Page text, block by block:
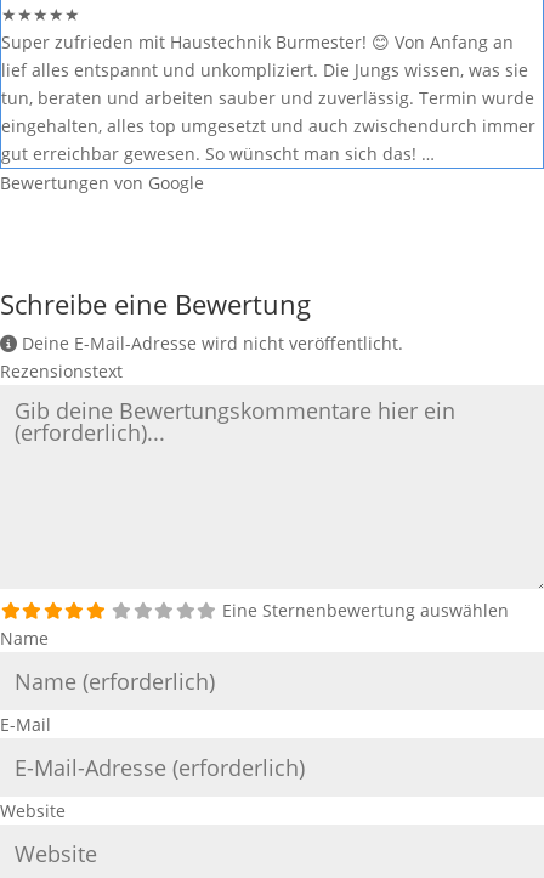
★★★★★
Super zufrieden mit Haustechnik Burmester! 😊 Von Anfang an
lief alles entspannt und unkompliziert. Die Jungs wissen, was sie
tun, beraten und arbeiten sauber und zuverlässig. Termin wurde
eingehalten, alles top umgesetzt und auch zwischendurch immer
gut erreichbar gewesen. So wünscht man sich das! …
Bewertungen von Google
Schreibe eine Bewertung
Deine E-Mail-Adresse wird nicht veröffentlicht.
Rezensionstext
Eine Sternenbewertung auswählen
Name
E-Mail
Website